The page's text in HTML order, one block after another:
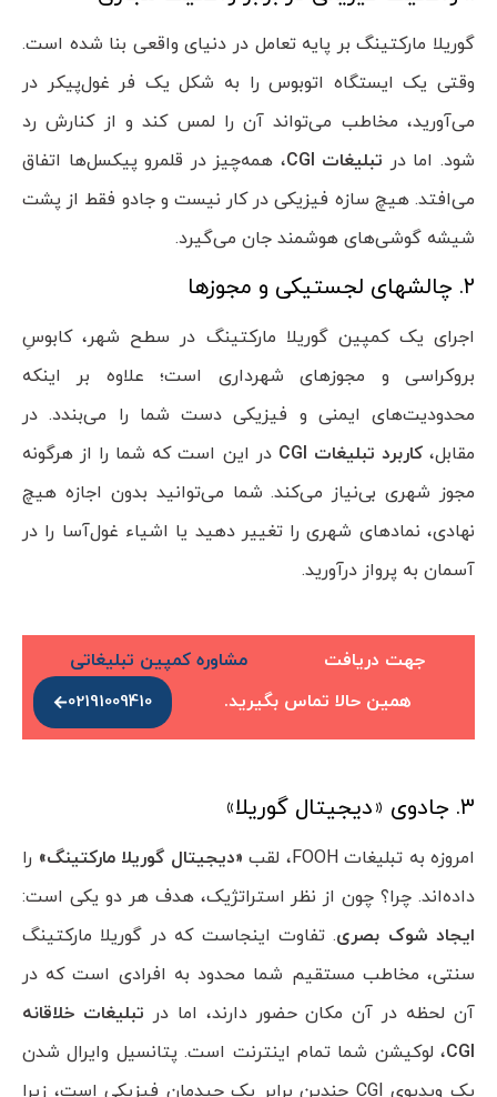
گوریلا مارکتینگ بر پایه تعامل در دنیای واقعی بنا شده است.
وقتی یک ایستگاه اتوبوس را به شکل یک فر غول‌پیکر در
می‌آورید، مخاطب می‌تواند آن را لمس کند و از کنارش رد
شود. اما در تبلیغات CGI، همه‌چیز در قلمرو پیکسل‌ها اتفاق
می‌افتد. هیچ سازه فیزیکی در کار نیست و جادو فقط از پشت
شیشه گوشی‌های هوشمند جان می‌گیرد.
۲. چالشهای لجستیکی و مجوزها
اجرای یک کمپین گوریلا مارکتینگ در سطح شهر، کابوسِ
بروکراسی و مجوزهای شهرداری است؛ علاوه بر اینکه
محدودیت‌های ایمنی و فیزیکی دست شما را می‌بندد. در
مقابل،کاربرد تبلیغات CGI در این است که شما را از هرگونه
مجوز شهری بی‌نیاز می‌کند. شما می‌توانید بدون اجازه هیچ
نهادی، نمادهای شهری را تغییر دهید یا اشیاء غول‌آسا را در
آسمان به پرواز درآورید.
جهت دریافت
مشاوره کمپین تبلیغاتی
همین حالا تماس بگیرید.
02191009410
۳. جادوی «دیجیتال گوریلا»
امروزه به تبلیغات FOOH، لقب «دیجیتال گوریلا مارکتینگ» را
داده‌اند. چرا؟ چون از نظر استراتژیک، هدف هر دو یکی است:
ایجاد شوک بصری. تفاوت اینجاست که در گوریلا مارکتینگ
سنتی، مخاطب مستقیم شما محدود به افرادی است که در
آن لحظه در آن مکان حضور دارند، اما در تبلیغات خلاقانه
CGI، لوکیشن شما تمام اینترنت است. پتانسیل وایرال شدن
یک ویدیوی CGI چندین برابر یک چیدمان فیزیکی است، زیرا